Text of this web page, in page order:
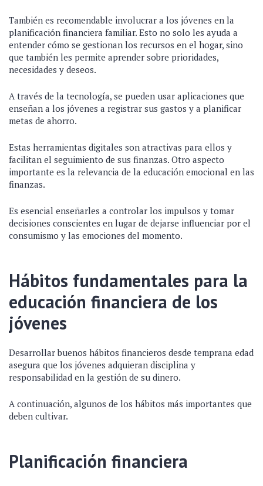
También es recomendable involucrar a los jóvenes en la
planificación financiera familiar. Esto no solo les ayuda a
entender cómo se gestionan los recursos en el hogar, sino
que también les permite aprender sobre prioridades,
necesidades y deseos.
A través de la tecnología, se pueden usar aplicaciones que
enseñan a los jóvenes a registrar sus gastos y a planificar
metas de ahorro.
Estas herramientas digitales son atractivas para ellos y
facilitan el seguimiento de sus finanzas. Otro aspecto
importante es la relevancia de la educación emocional en las
finanzas.
Es esencial enseñarles a controlar los impulsos y tomar
decisiones conscientes en lugar de dejarse influenciar por el
consumismo y las emociones del momento.
Hábitos fundamentales para la
educación financiera de los
jóvenes
Desarrollar buenos hábitos financieros desde temprana edad
asegura que los jóvenes adquieran disciplina y
responsabilidad en la gestión de su dinero.
A continuación, algunos de los hábitos más importantes que
deben cultivar.
Planificación financiera